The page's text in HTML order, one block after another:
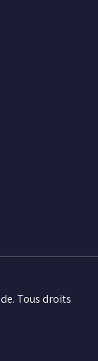
Tous droits